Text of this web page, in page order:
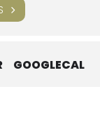
GOOGLECAL